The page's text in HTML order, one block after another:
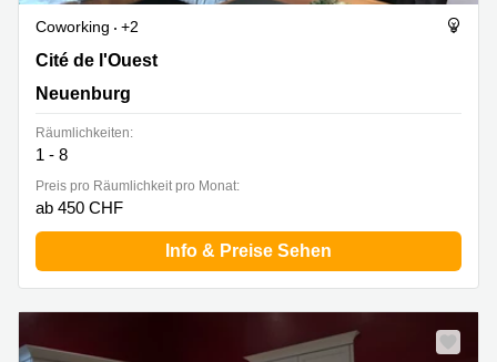
Coworking
+2
Cité de l'Ouest 2, Neuenburg
Cité de l'Ouest
Neuenburg
Räumlichkeiten:
1 - 8
Preis pro Räumlichkeit pro Monat:
ab 450 CHF
Info & Preise Sehen